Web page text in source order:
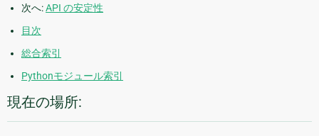
次へ:API の安定性
目次
総合索引
Pythonモジュール索引
現在の場所: